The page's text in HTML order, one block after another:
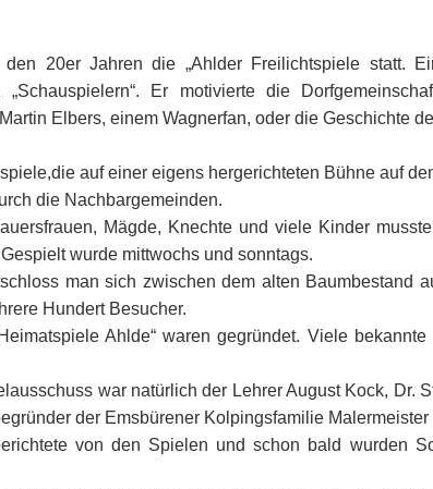
20er Jahren die „Ahlder Freilichtspiele statt.
Er motivierte die
Elbers, einem Wagnerfan, oder die Geschichte
auf einer eigens hergerichteten Bühne auf
die Nachbargemeinden.
Mägde, Knechte und viele Kinder
wurde mittwochs und sonntags.
man sich zwischen dem alten Baumbestand
Hundert Besucher.
Ahlde“ waren gegründet. Viele
war natürlich der Lehrer August Kock, Dr.
der Emsbürener Kolpingsfamilie Malermeister
von den Spielen und schon bald wurden